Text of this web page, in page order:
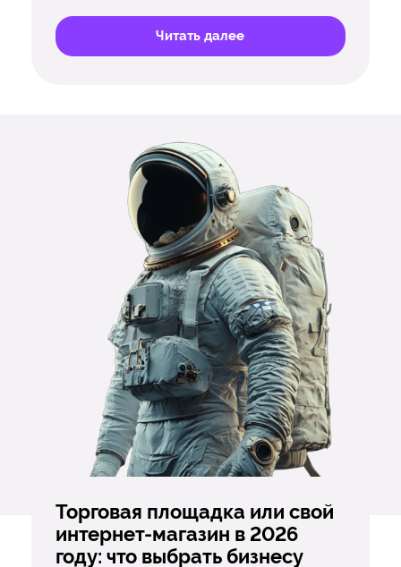
Читать далее
Торговая площадка или свой
интернет-магазин в 2026
году: что выбрать бизнесу